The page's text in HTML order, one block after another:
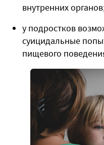
внутренних
у подростков
суицидальные
пищевого